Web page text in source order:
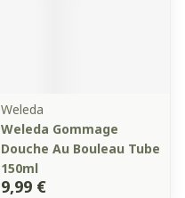
Weleda
Weleda Gommage
Douche Au Bouleau Tube
150ml
9,99 €